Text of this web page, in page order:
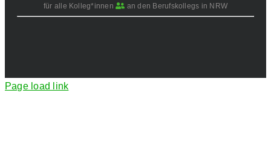
für alle Kolleg*innen
an den Berufskollegs in NRW
Page load link